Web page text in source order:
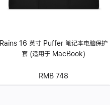
Rains 16 英寸 Puffer 笔记本电脑保护
套 (适用于 MacBook)
RMB 748